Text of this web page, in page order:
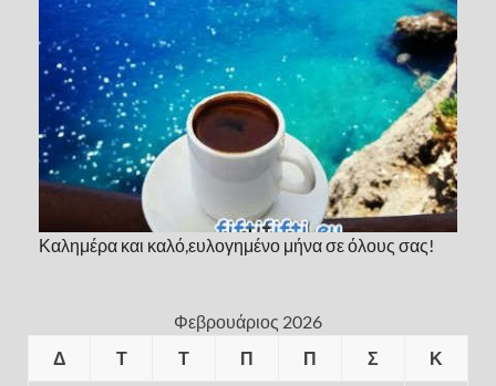
Καλημέρα και καλό,ευλογημένο μήνα σε όλους σας!
Φεβρουάριος 2026
Δ
Τ Τ Π Π Σ Κ